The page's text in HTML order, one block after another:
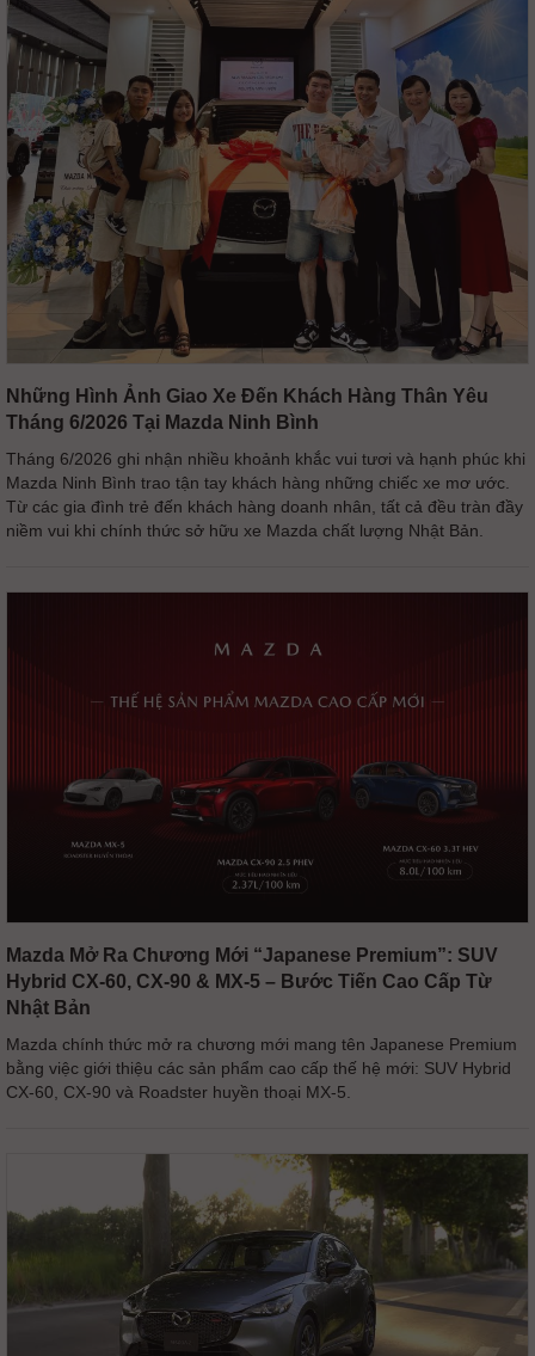
Những Hình Ảnh Giao Xe Đến Khách Hàng Thân Yêu
Tháng 6/2026 Tại Mazda Ninh Bình
Tháng 6/2026 ghi nhận nhiều khoảnh khắc vui tươi và hạnh phúc khi
Mazda Ninh Bình trao tận tay khách hàng những chiếc xe mơ ước.
Từ các gia đình trẻ đến khách hàng doanh nhân, tất cả đều tràn đầy
niềm vui khi chính thức sở hữu xe Mazda chất lượng Nhật Bản.
Mazda Mở Ra Chương Mới “Japanese Premium”: SUV
Hybrid CX-60, CX-90 & MX-5 – Bước Tiến Cao Cấp Từ
Nhật Bản
Mazda chính thức mở ra chương mới mang tên Japanese Premium
bằng việc giới thiệu các sản phẩm cao cấp thế hệ mới: SUV Hybrid
CX-60, CX-90 và Roadster huyền thoại MX-5.